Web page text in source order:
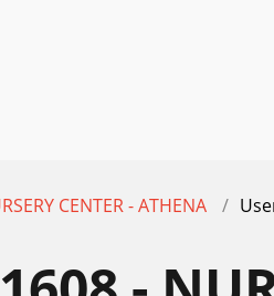
CENTER - ATHENA